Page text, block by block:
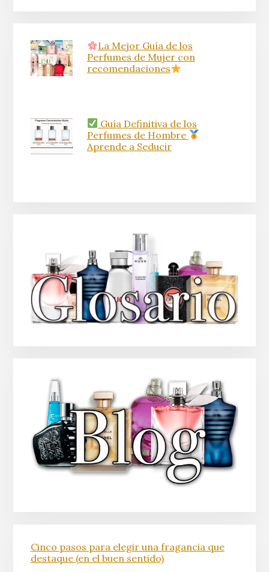
La Mejor Guía de los
Perfumes de Mujer con
recomendaciones
Guía Definitiva de los
Perfumes de Hombre
Aprende a Seducir
Cinco pasos para elegir una fragancia que
destaque (en el buen sentido)